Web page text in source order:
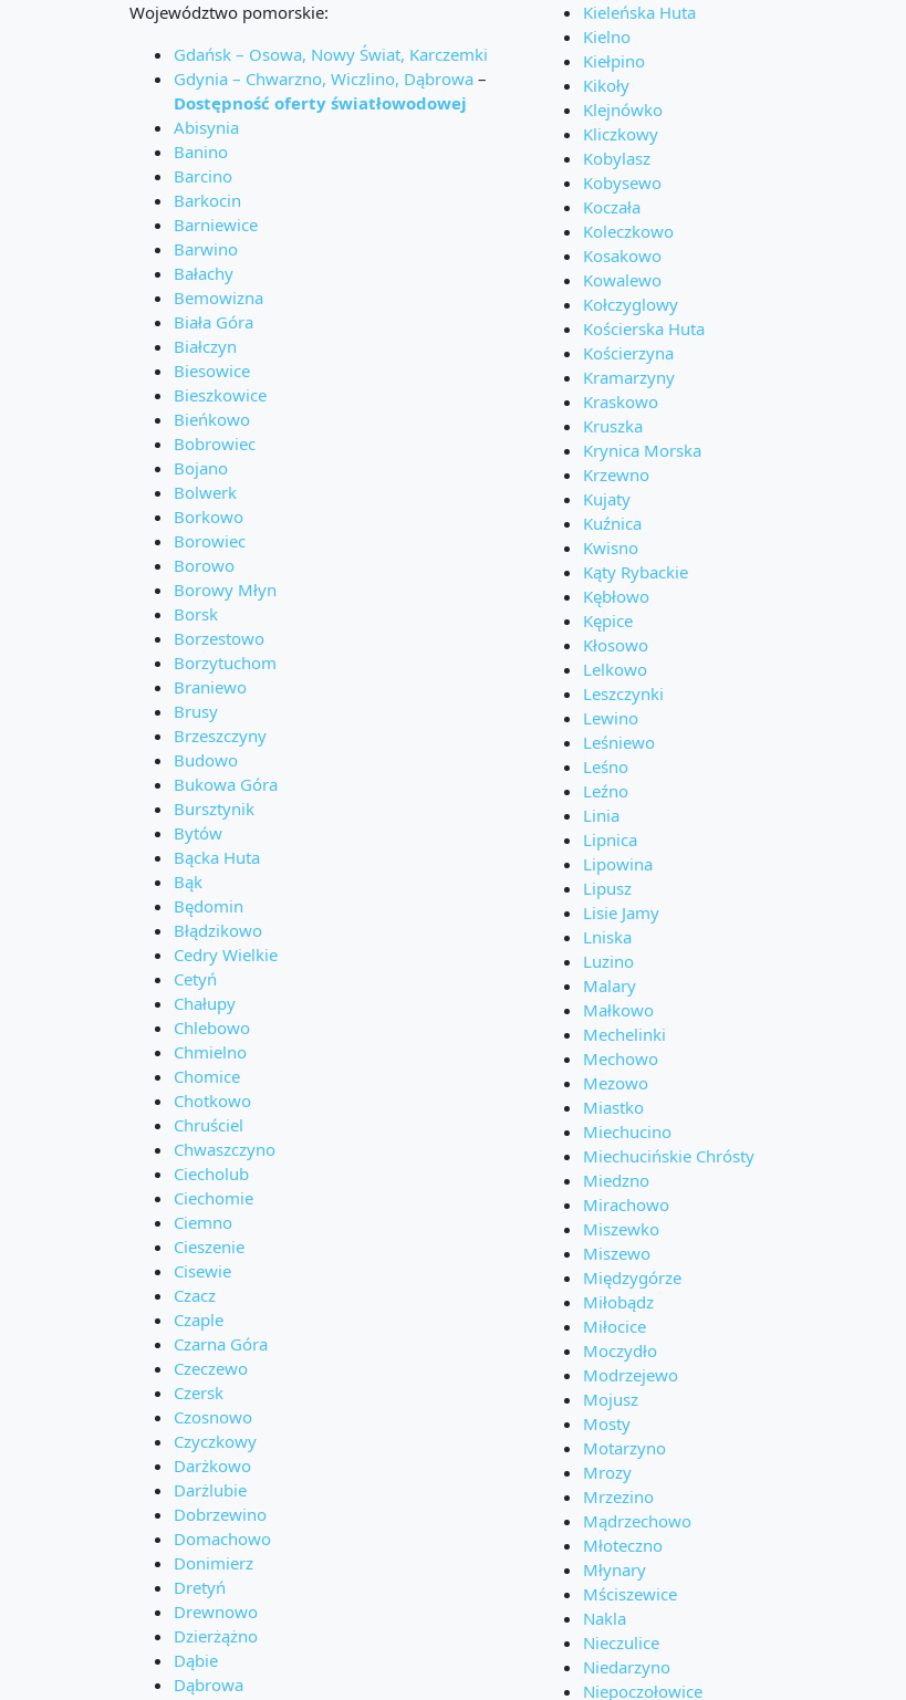
Województwo pomorskie:
Gdańsk – Osowa, Nowy Świat, Karczemki
Gdynia – Chwarzno, Wiczlino, Dąbrowa –
Dostępność oferty światłowodowej
Abisynia
Banino
Barcino
Barkocin
Barniewice
Barwino
Bałachy
Bemowizna
Biała Góra
Białczyn
Biesowice
Bieszkowice
Bieńkowo
Bobrowiec
Bojano
Bolwerk
Borkowo
Borowiec
Borowo
Borowy Młyn
Borsk
Borzestowo
Borzytuchom
Braniewo
Brusy
Brzeszczyny
Budowo
Bukowa Góra
Bursztynik
Bytów
Bącka Huta
Bąk
Będomin
Błądzikowo
Cedry Wielkie
Cetyń
Chałupy
Chlebowo
Chmielno
Chomice
Chotkowo
Chruściel
Chwaszczyno
Ciecholub
Ciechomie
Ciemno
Cieszenie
Cisewie
Czacz
Czaple
Czarna Góra
Czeczewo
Czersk
Czosnowo
Czyczkowy
Darżkowo
Darżlubie
Dobrzewino
Domachowo
Donimierz
Dretyń
Drewnowo
Dzierżążno
Dąbie
Dąbrowa
Kieleńska Huta
Kielno
Kiełpino
Kikoły
Klejnówko
Kliczkowy
Kobylasz
Kobysewo
Koczała
Koleczkowo
Kosakowo
Kowalewo
Kołczyglowy
Kościerska Huta
Kościerzyna
Kramarzyny
Kraskowo
Kruszka
Krynica Morska
Krzewno
Kujaty
Kuźnica
Kwisno
Kąty Rybackie
Kębłowo
Kępice
Kłosowo
Lelkowo
Leszczynki
Lewino
Leśniewo
Leśno
Leźno
Linia
Lipnica
Lipowina
Lipusz
Lisie Jamy
Lniska
Luzino
Malary
Małkowo
Mechelinki
Mechowo
Mezowo
Miastko
Miechucino
Miechucińskie Chrósty
Miedzno
Mirachowo
Miszewko
Miszewo
Międzygórze
Miłobądz
Miłocice
Moczydło
Modrzejewo
Mojusz
Mosty
Motarzyno
Mrozy
Mrzezino
Mądrzechowo
Młoteczno
Młynary
Mściszewice
Nakla
Nieczulice
Niedarzyno
Niepoczołowice